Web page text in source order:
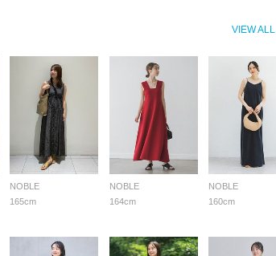
VIEW ALL
NOBLE
165cm
NOBLE
164cm
NOBLE
160cm